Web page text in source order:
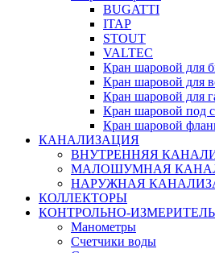
BUGATTI
ITAP
STOUT
VALTEC
Кран шаровой для
Кран шаровой для
Кран шаровой для
Кран шаровой под
Кран шаровой
КАНАЛИЗАЦИЯ
ВНУТРЕННЯЯ
МАЛОШУМНАЯ
НАРУЖНАЯ
КОЛЛЕКТОРЫ
КОНТРОЛЬНО-
Манометры
Счетчики воды